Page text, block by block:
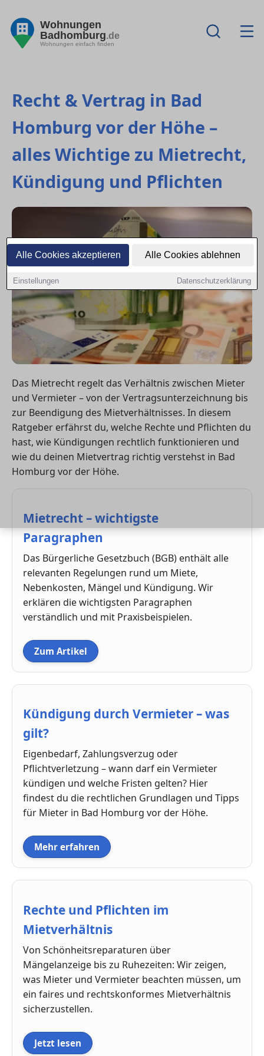
Alle Cookies akzeptieren Alle Cookies ablehnen
Einstellungen Datenschutzerklärung
Wohnungen
Badhomburg.de
Wohnungen einfach finden
Recht & Vertrag in Bad
Homburg vor der Höhe –
alles Wichtige zu Mietrecht,
Kündigung und Pflichten
Das Mietrecht regelt das Verhältnis zwischen Mieter
und Vermieter – von der Vertragsunterzeichnung bis
zur Beendigung des Mietverhältnisses. In diesem
Ratgeber erfährst du, welche Rechte und Pflichten du
hast, wie Kündigungen rechtlich funktionieren und
wie du deinen Mietvertrag richtig verstehst in Bad
Homburg vor der Höhe.
Mietrecht – wichtigste
Paragraphen
Das Bürgerliche Gesetzbuch (BGB) enthält alle
relevanten Regelungen rund um Miete,
Nebenkosten, Mängel und Kündigung. Wir
erklären die wichtigsten Paragraphen
verständlich und mit Praxisbeispielen.
Zum Artikel
Kündigung durch Vermieter – was
gilt?
Eigenbedarf, Zahlungsverzug oder
Pflichtverletzung – wann darf ein Vermieter
kündigen und welche Fristen gelten? Hier
findest du die rechtlichen Grundlagen und Tipps
für Mieter in Bad Homburg vor der Höhe.
Mehr erfahren
Rechte und Pflichten im
Mietverhältnis
Von Schönheitsreparaturen über
Mängelanzeige bis zu Ruhezeiten: Wir zeigen,
was Mieter und Vermieter beachten müssen, um
ein faires und rechtskonformes Mietverhältnis
sicherzustellen.
Jetzt lesen